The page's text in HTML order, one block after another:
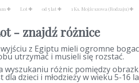
Lot od 5 lat 1 Ks. Mojżeszowa (Rodzaju)
- znajdź różnice
z Egiptu mieli ogromne
utrzymać i musieli się rozstać.
wyszukaniu różnic pomiędzy
dzieci i młodzieży w wieku 5-16